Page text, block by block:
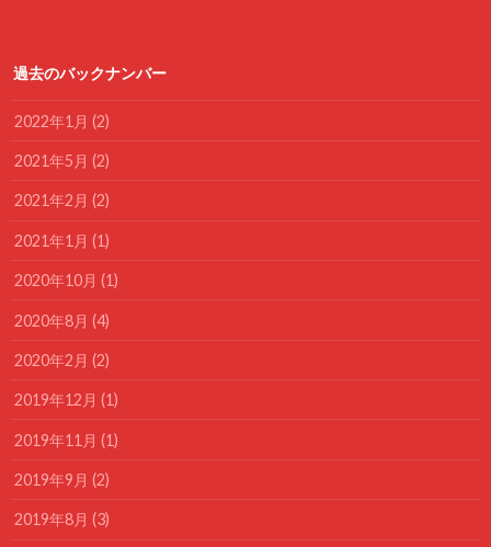
過去のバックナンバー
2022年1月 (2)
2021年5月 (2)
2021年2月 (2)
2021年1月 (1)
2020年10月 (1)
2020年8月 (4)
2020年2月 (2)
2019年12月 (1)
2019年11月 (1)
2019年9月 (2)
2019年8月 (3)